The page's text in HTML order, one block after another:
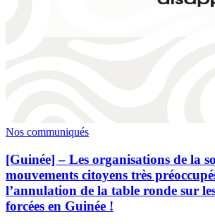
Nos communiqués
[Guinée] – Les organisations de la
mouvements citoyens très
l’annulation de la table ronde sur
forcées en Guinée !